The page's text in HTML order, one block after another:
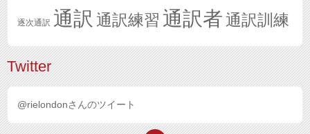
逐次通訳 通訳 通訳練習 通訳者 通訳訓練
Twitter
@rielondonさんのツイート